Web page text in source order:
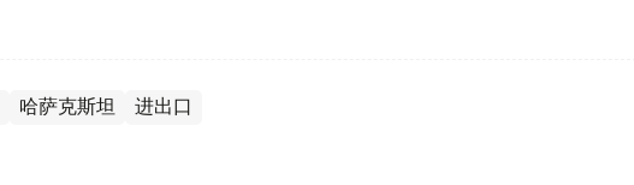
哈萨克斯坦 进出口